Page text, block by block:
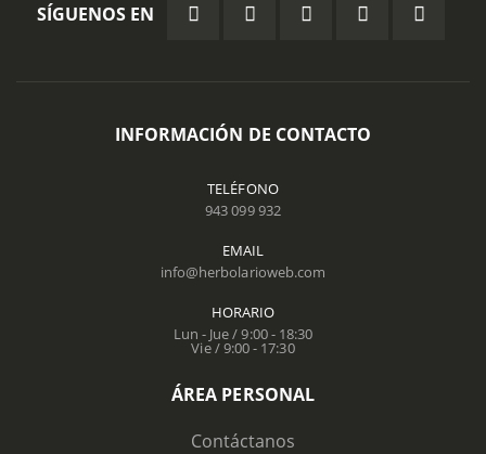
SÍGUENOS EN
INFORMACIÓN DE CONTACTO
TELÉFONO
943 099 932
EMAIL
info@herbolarioweb.com
HORARIO
Lun - Jue / 9:00 - 18:30
Vie / 9:00 - 17:30
ÁREA PERSONAL
Contáctanos